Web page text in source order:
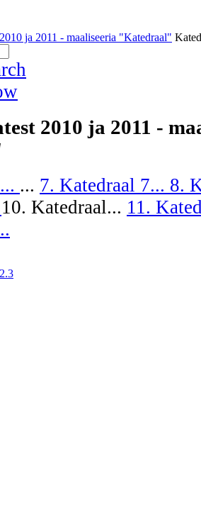
ja 2011 - maaliseeria "Katedraal"
2010 ja 2011 -
... 7. Katedraal 7... 8.
10. Katedraal... 11.